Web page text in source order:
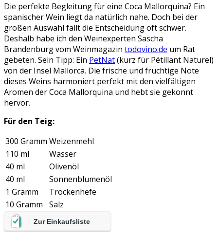
Die perfekte Begleitung für eine Coca Mallorquina? Ein
spanischer Wein liegt da natürlich nahe. Doch bei der
großen Auswahl fällt die Entscheidung oft schwer.
Deshalb habe ich den Weinexperten Sascha
Brandenburg vom Weinmagazin todovino.de um Rat
gebeten. Sein Tipp: Ein PetNat(kurz für Pétillant Naturel)
von der Insel Mallorca. Die frische und fruchtige Note
dieses Weins harmoniert perfekt mit den vielfältigen
Aromen der Coca Mallorquina und hebt sie gekonnt
hervor.
Für den Teig:
300 Gramm Weizenmehl
110 ml
Wasser
40 ml
Olivenöl
40 ml
Sonnenblumenöl
1 Gramm
Trockenhefe
10 Gramm
Salz
Zur Einkaufsliste